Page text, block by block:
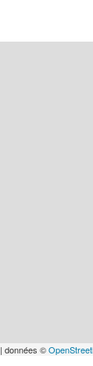
| données ©